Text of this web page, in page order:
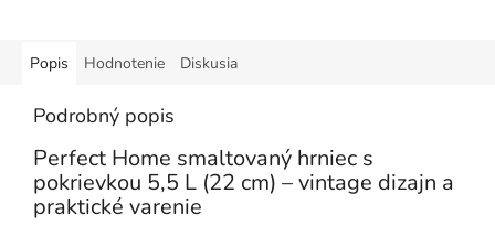
Popis Hodnotenie Diskusia
Podrobný popis
Perfect Home smaltovaný hrniec s
pokrievkou 5,5 L (22 cm) – vintage dizajn a
praktické varenie